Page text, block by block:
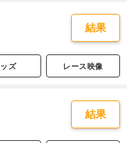
結果
ズ レース映像
結果